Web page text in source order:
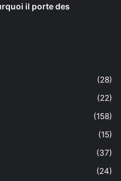
il porte des
(28)
(22)
(158)
(15)
(37)
(24)